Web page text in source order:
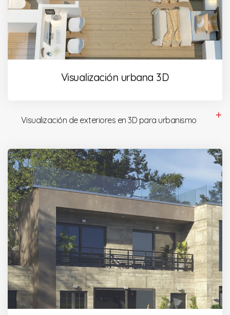
Visualización urbana 3D
Visualización de exteriores en 3D para urbanismo